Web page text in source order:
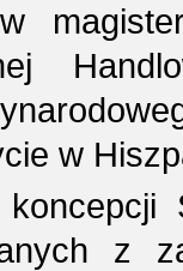
w
koncepcji
z